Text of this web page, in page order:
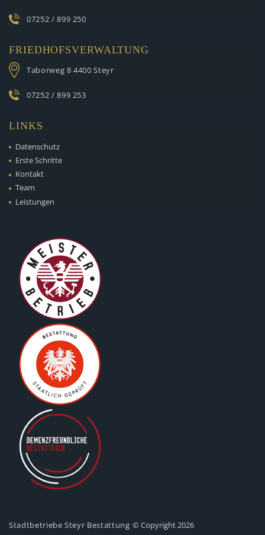
07252 / 899 250
FRIEDHOFSVERWALTUNG
Taborweg 8 4400 Steyr
07252 / 899 253
LINKS
Datenschutz
Erste Schritte
Kontakt
Team
Leistungen
Stadtbetriebe Steyr Bestattung © Copyright 2026